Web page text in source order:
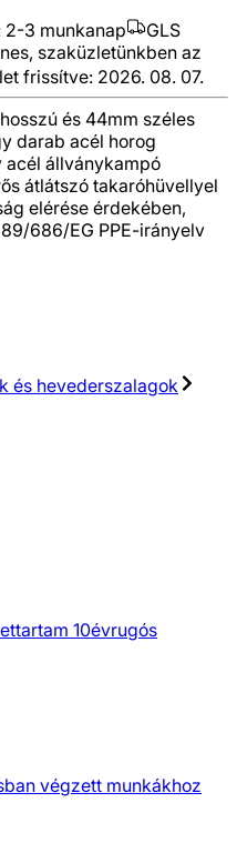
2-3 munkanap
GLS
szaküzletünkben az
frissítve: 2026. 08. 07.
és 44mm széles
darab acél horog
acél állványkampó
átlátszó takaróhüvellyel
elérése érdekében,
686/EG PPE-irányelv
és hevederszalagok
10évrugós
végzett munkákhoz